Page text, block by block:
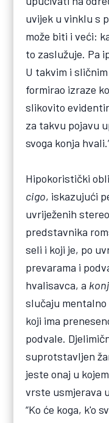
uvijek u vinklu s
može biti i veći:
to zaslužuje. Pa
U takvim i
formirao izraze
slikovito
za takvu pojavu
svoga konja
Hipokoristički
cigo, iskazujući
uvriježenih
predstavnika
seli i koji je, po
prevarama i
hvalisavca, a konj
slučaju
koji ima
podvale.
suprotstavljen
jeste onaj u
vrste usmjerava
“Ko će koga, k'o